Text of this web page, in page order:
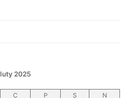
luty 2025
C P S N